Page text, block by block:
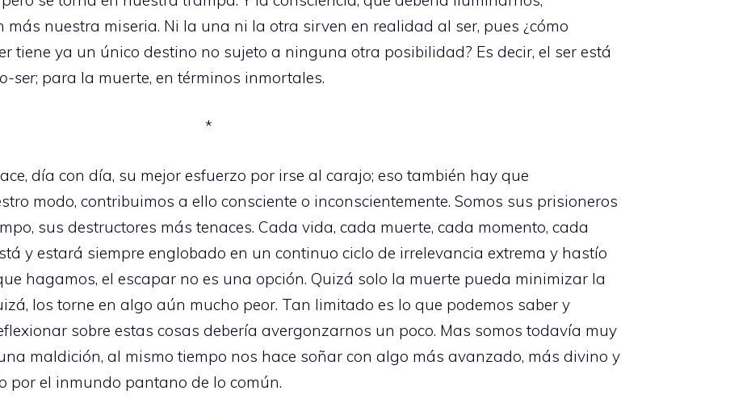
más nuestra miseria. Ni la una ni la otra sirven en realidad al ser, pues ¿cómo
tiene ya un único destino no sujeto a ninguna otra posibilidad? Es decir, el ser está
ser; para la muerte, en términos inmortales.
*
día con día, su mejor esfuerzo por irse al carajo; eso también hay que
modo, contribuimos a ello consciente o inconscientemente. Somos sus prisioneros
sus destructores más tenaces. Cada vida, cada muerte, cada momento, cada
y estará siempre englobado en un continuo ciclo de irrelevancia extrema y hastío
hagamos, el escapar no es una opción. Quizá solo la muerte pueda minimizar la
los torne en algo aún mucho peor. Tan limitado es lo que podemos saber y
sobre estas cosas debería avergonzarnos un poco. Mas somos todavía muy
maldición, al mismo tiempo nos hace soñar con algo más avanzado, más divino y
por el inmundo pantano de lo común.